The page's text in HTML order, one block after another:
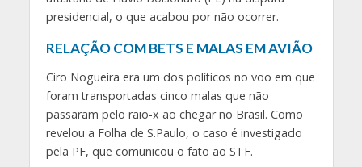
presidencial, o que acabou por não ocorrer.
RELAÇÃO COM BETS E MALAS EM AVIÃO
Ciro Nogueira era um dos políticos no voo em que
foram transportadas cinco malas que não
passaram pelo raio-x ao chegar no Brasil. Como
revelou a Folha de S.Paulo, o caso é investigado
pela PF, que comunicou o fato ao STF.